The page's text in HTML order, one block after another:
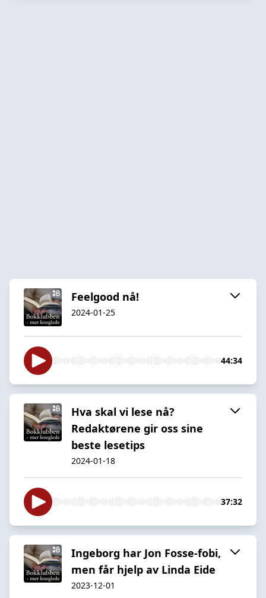
Feelgood nå!
2024-01-25
44:34
Hva skal vi lese nå?
Redaktørene gir oss sine
beste lesetips
2024-01-18
37:32
Ingeborg har Jon Fosse-fobi,
men får hjelp av Linda Eide
2023-12-01